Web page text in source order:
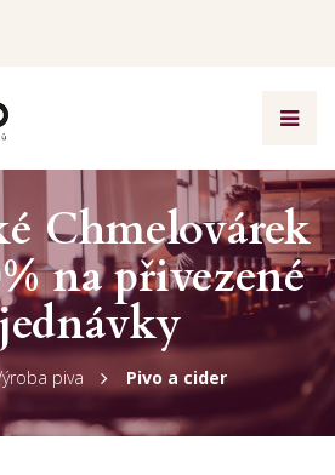
Chmelovárek
na přivezené
piva Pivo a cider